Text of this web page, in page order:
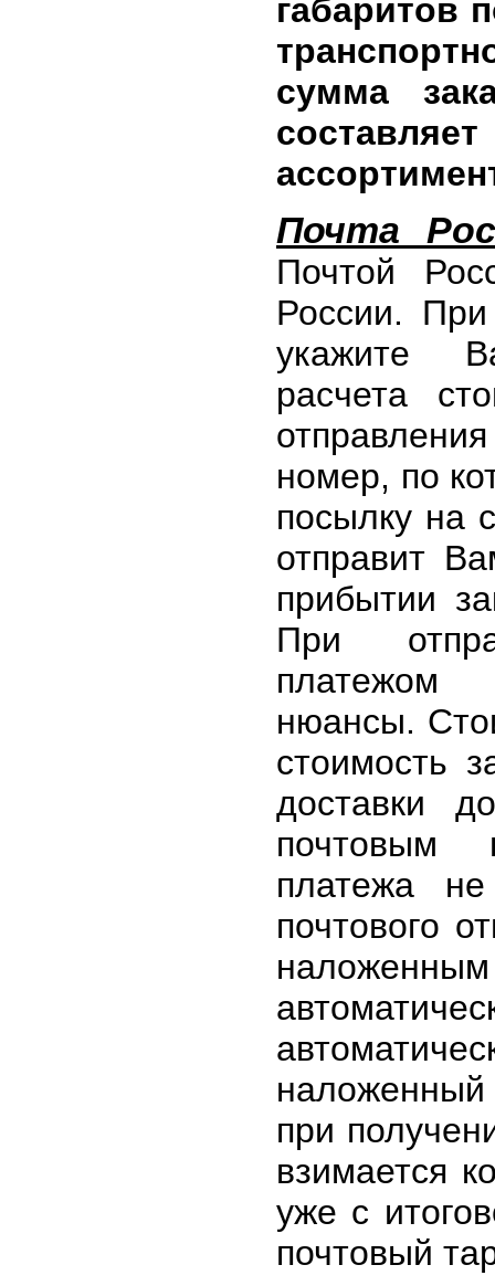
габаритов
сумма
Почта
Почтой
России.
расчета
номер, по
посылку на
отправит
прибытии
При
платежом
нюансы.
стоимость
доставки
почтовым
платежа
почтового
при
взимается
уже с
почтовый